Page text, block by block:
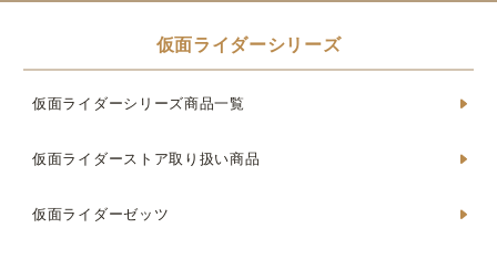
仮面ライダーシリーズ
仮面ライダーシリーズ商品一覧
仮面ライダーストア取り扱い商品
仮面ライダーゼッツ